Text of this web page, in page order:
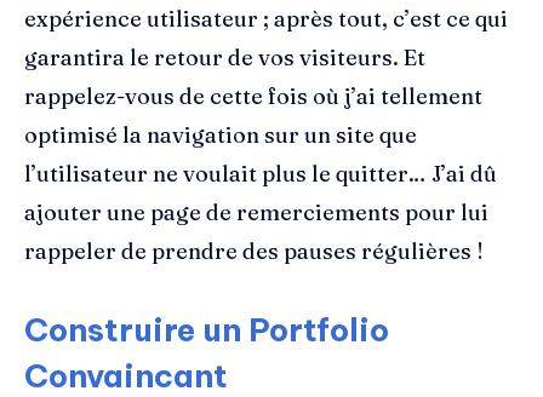
expérience utilisateur ; après tout, c’est ce qui
garantira le retour de vos visiteurs. Et
rappelez-vous de cette fois où j’ai tellement
optimisé la navigation sur un site que
l’utilisateur ne voulait plus le quitter… J’ai dû
ajouter une page de remerciements pour lui
rappeler de prendre des pauses régulières !
Construire un Portfolio
Convaincant